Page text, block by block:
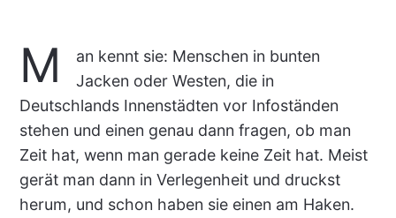
M
an kennt sie: Menschen in bunten
Jacken oder Westen, die in
Deutschlands Innenstädten vor Infoständen
stehen und einen genau dann fragen, ob man
Zeit hat, wenn man gerade keine Zeit hat. Meist
gerät man dann in Verlegenheit und druckst
herum, und schon haben sie einen am Haken.